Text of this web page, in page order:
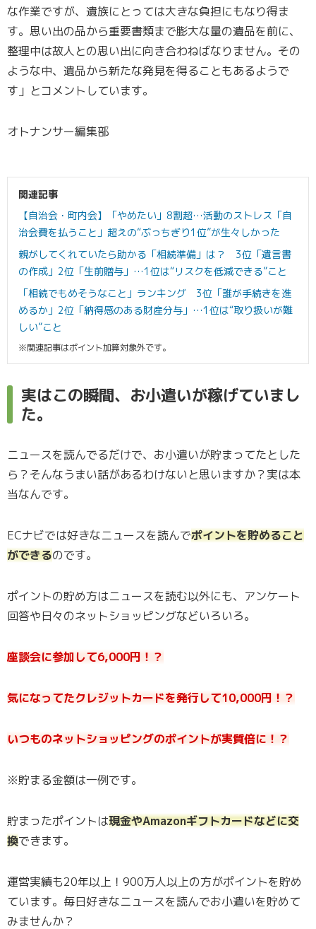
な作業ですが、遺族にとっては大きな負担にもなり得ま
す。思い出の品から重要書類まで膨大な量の遺品を前に、
整理中は故人との思い出に向き合わねばなりません。その
ような中、遺品から新たな発見を得ることもあるようで
す」とコメントしています。
オトナンサー編集部
関連記事
【自治会・町内会】「やめたい」8割超…活動のストレス「自
治会費を払うこと」超えの“ぶっちぎり1位”が生々しかった
親がしてくれていたら助かる「相続準備」は？ 3位「遺言書
の作成」2位「生前贈与」…1位は“リスクを低減できる”こと
「相続でもめそうなこと」ランキング 3位「誰が手続きを進
めるか」2位「納得感のある財産分与」…1位は“取り扱いが難
しい”こと
※関連記事はポイント加算対象外です。
実はこの瞬間、お小遣いが稼げていまし
た。
ニュースを読んでるだけで、お小遣いが貯まってたとした
ら？そんなうまい話があるわけないと思いますか？実は本
当なんです。
ECナビでは好きなニュースを読んでポイントを貯めること
ができるのです。
ポイントの貯め方はニュースを読む以外にも、アンケート
回答や日々のネットショッピングなどいろいろ。
座談会に参加して6,000円！？
気になってたクレジットカードを発行して10,000円！？
いつものネットショッピングのポイントが実質倍に！？
※貯まる金額は一例です。
貯まったポイントは現金やAmazonギフトカードなどに交
換できます。
運営実績も20年以上！900万人以上の方がポイントを貯め
ています。毎日好きなニュースを読んでお小遣いを貯めて
みませんか？